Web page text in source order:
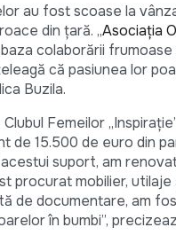
au fost scoase la
din țară. „Asociația
colaborării
că pasiunea lor
Buzila.
Femeilor
de 15.500 de euro din
suport, am
procurat mobilier,
de documentare, am
în bumbi”,